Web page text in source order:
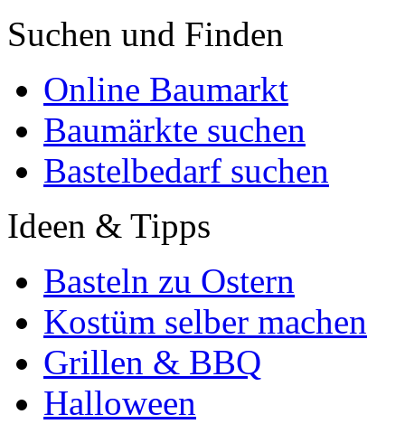
Suchen und Finden
Online Baumarkt
Baumärkte suchen
Bastelbedarf suchen
Ideen & Tipps
Basteln zu Ostern
Kostüm selber machen
Grillen & BBQ
Halloween